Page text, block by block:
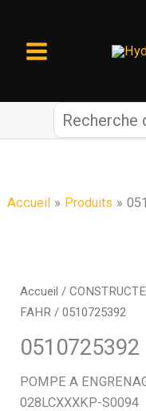
contenu
c
r
c
h
Accueil Produits
Accueil /
FAHR / 0510725392
0510725392
POMPE A
028LCXXXKP-S0094